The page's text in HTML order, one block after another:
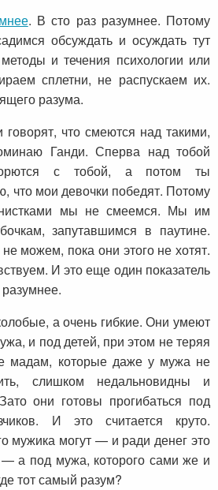
. В сто раз разумнее. Потому
обсуждать и осуждать тут
и течения психологии или
сплетни, не распускаем их.
разума.
что смеются над такими,
Ганди. Сперва над тобой
с тобой, а потом ты
что мои девочки победят. Потому
мы не смеемся. Мы им
запутавшимся в паутине.
можем, пока они этого не хотят.
И это еще один показатель
а очень гибкие. Они умеют
и под детей, при этом не теряя
мадам, которые даже у мужа не
слишком недальновидны и
они готовы прогибаться под
И это считается круто.
мужика могут — и ради денег это
а под мужа, которого сами же и
тот самый разум?